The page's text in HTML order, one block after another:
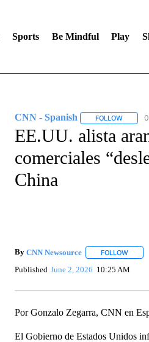
Sports Be Mindful Play
CNN - Spanish FOLLOW
EE.UU. alista
comerciales
China
By CNN Newsource FOLLOW
Published June 2, 2026 10:25 AM
Por Gonzalo Zegarra, CNN en
El Gobierno de Estados Unidos